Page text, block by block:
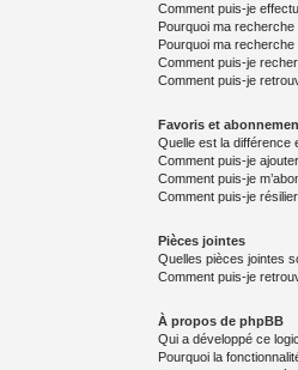
Comment puis-je
Pourquoi ma
Pourquoi ma
Comment puis-je
Comment puis-je
Favoris et
Quelle est la différence
Comment puis-je
Comment puis-je
Comment puis-je
Pièces jointes
Quelles pièces jointes
Comment puis-je
À propos de phpBB
Qui a développé ce
Pourquoi la